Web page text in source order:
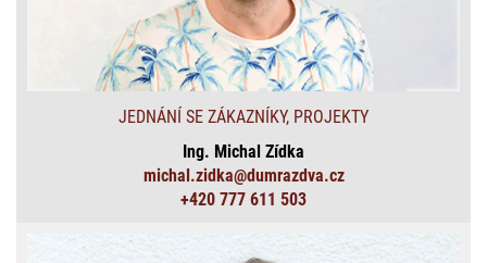
JEDNÁNÍ SE ZÁKAZNÍKY, PROJEKTY
Ing. Michal Zídka
michal.zidka@dumrazdva.cz
+420 777 611 503